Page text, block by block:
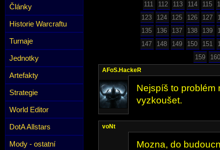
Články
Historie Warcraftu
Turnaje
Jednotky
Artefakty
Strategie
World Editor
DotA Allstars
Mody - ostatní
111
112 113 114 115
123
124 125 126 127
135
136 137 138 139
147
148 149 150 151
159
160
AFoS.HackeR
Nejspíš to problém
vyzkoušet.
voNt
Mozna, do